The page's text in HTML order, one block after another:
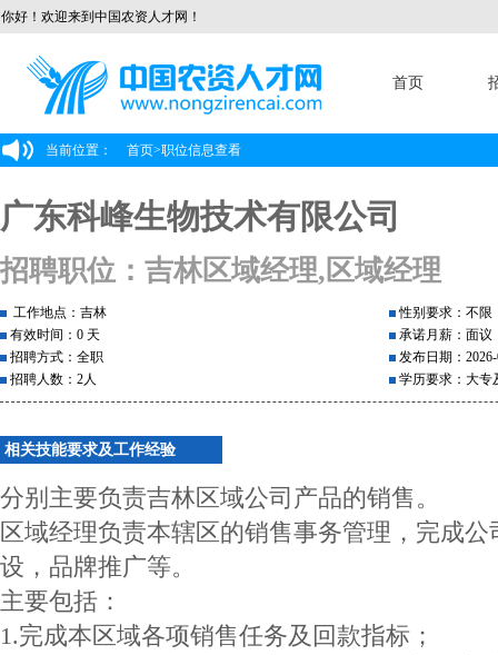
你好！欢迎来到中国农资人才网！
首页
当前位置： 首页>职位信息查看
广东科峰生物技术有限公司
招聘职位：吉林区域经理,区域经理
工作地点：吉林
有效时间：0 天
招聘方式：全职
招聘人数：2人
性别要求：不限
承诺月薪：面议
发布日期：
学历要求：大专
相关技能要求及工作经验
分别主要负责吉林区域公司产品的销售。
区域经理负责本辖区的销售事务管理，完成
设，品牌推广等。
主要包括：
1.完成本区域各项销售任务及回款指标；